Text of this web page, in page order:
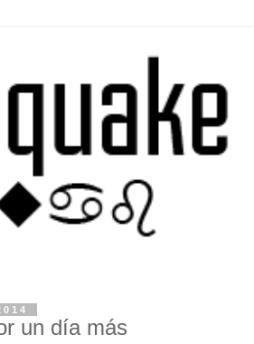
un día más